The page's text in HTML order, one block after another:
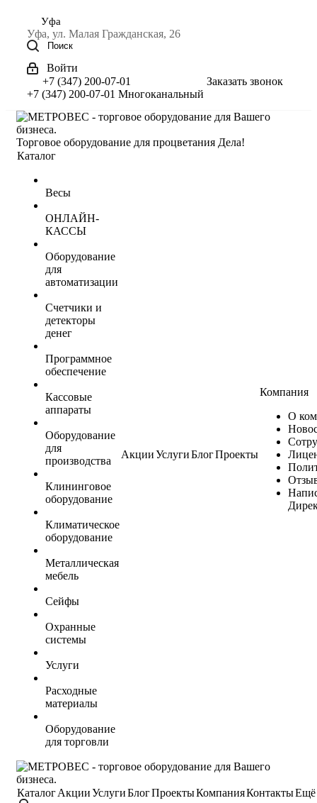
Уфа
Уфа, ул. Малая Гражданская, 26
Поиск
Войти
+7 (347) 200-07-01
+7 (347) 200-07-01 Многоканальный
Заказать звонок
Торговое оборудование для процветания Дела!
Каталог
Весы
ОНЛАЙН-
КАССЫ
Оборудование
для
автоматизации
Счетчики и
детекторы
денег
Программное
обеспечение
Кассовые
аппараты
Оборудование
для
производства
Клининговое
оборудование
Климатическое
оборудование
Металлическая
мебель
Сейфы
Охранные
системы
Услуги
Расходные
материалы
Оборудование
для торговли
АкцииУслугиБлогПроекты
Компания
О
КаталогАкцииУслугиБлогПроектыКомпанияКонтактыЕщё